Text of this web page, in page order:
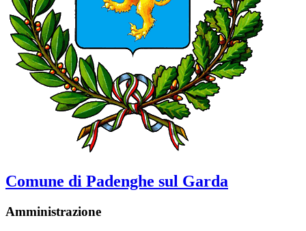
Comune di Padenghe sul Garda
Amministrazione